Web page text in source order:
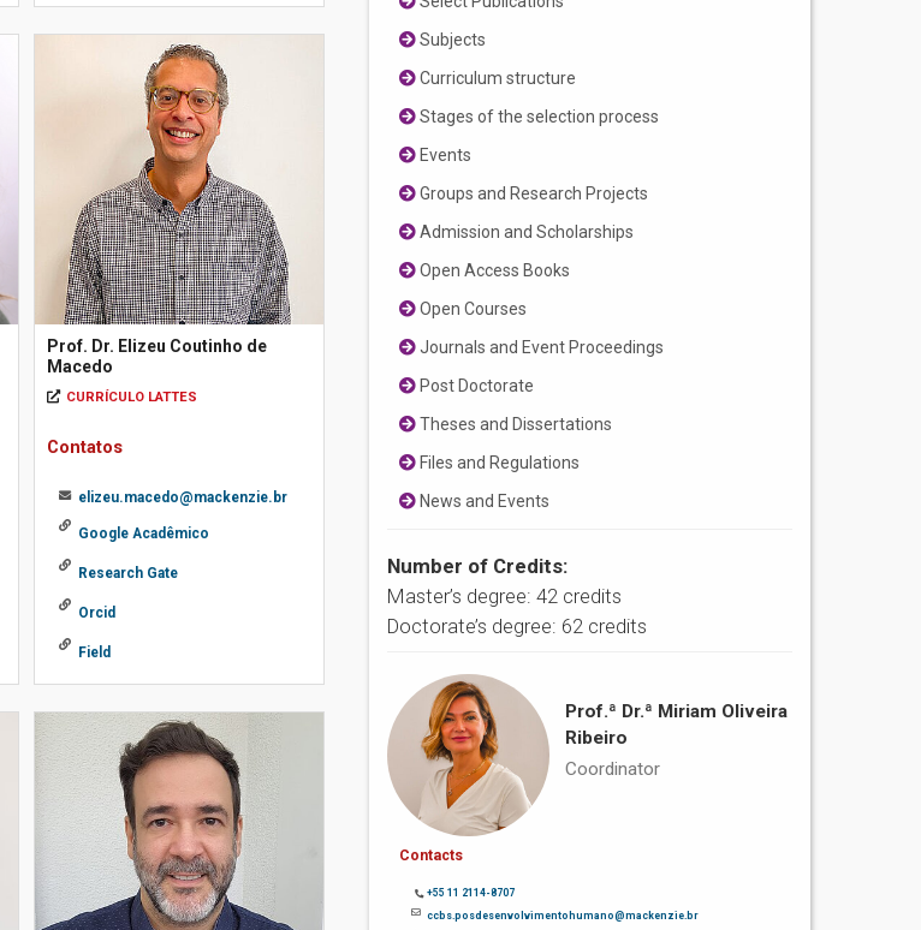
Prof. Dr. Elizeu Coutinho de
Macedo
CURRÍCULO LATTES
Contatos
elizeu.macedo@mackenzie.br
Google Acadêmico
Research Gate
Orcid
Field
Subjects
Curriculum structure
Stages of the selection process
Events
Groups and Research Projects
Admission and Scholarships
Open Access Books
Open Courses
Journals and Event Proceedings
Post Doctorate
Theses and Dissertations
Files and Regulations
News and Events
Number of Credits:
Master’s degree: 42 credits
Doctorate’s degree: 62 credits
Prof.ª Dr.ª Miriam Oliveira
Ribeiro
Coordinator
Contacts
+55 11 2114-8707
ccbs.posdesenvolvimentohumano@mackenzie.br